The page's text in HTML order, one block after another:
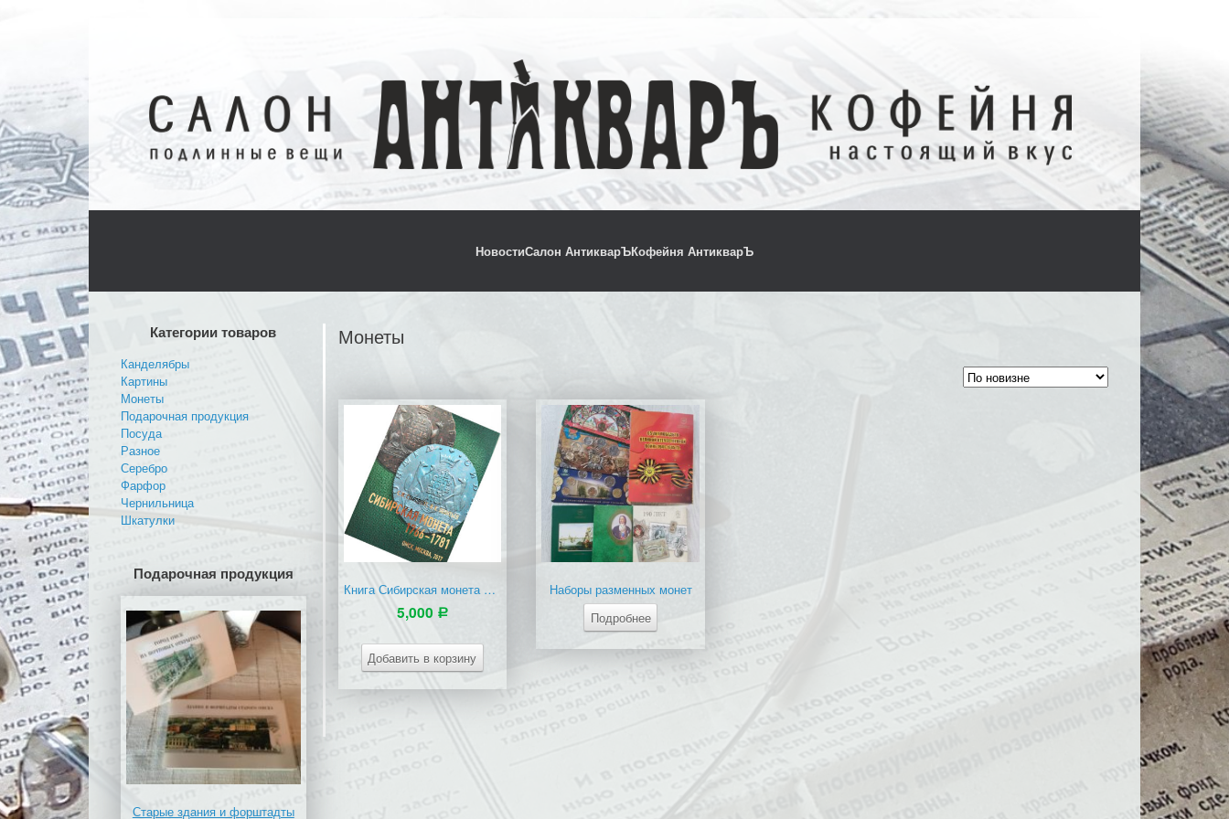
НовостиСалон АнтикварЪКофейня АнтикварЪ
Монеты
Книга Сибирская монета 1766 – 1781
5,000 Р
Добавить в корзину
Наборы разменных монет
Подробнее
Категории товаров
Канделябры
Картины
Монеты
Подарочная продукция
Посуда
Разное
Серебро
Фарфор
Чернильница
Шкатулки
Подарочная продукция
Старые здания и форштадты